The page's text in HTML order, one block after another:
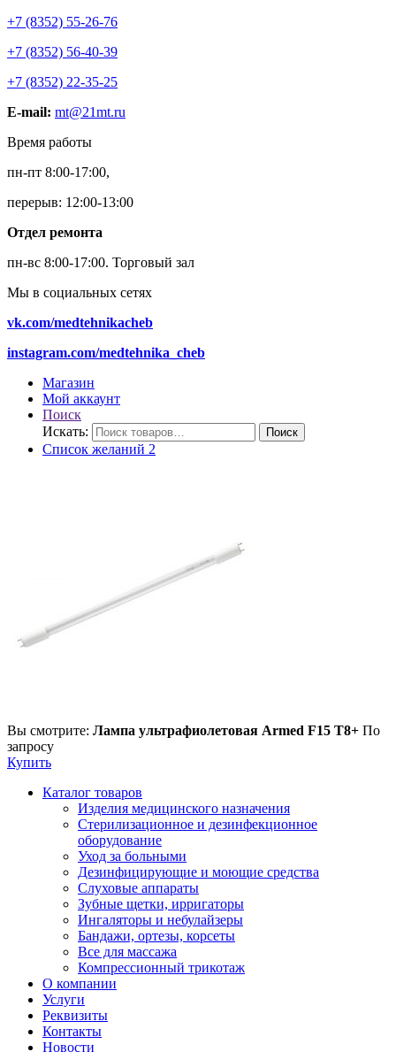
+7 (8352) 55-26-76
+7 (8352) 56-40-39
+7 (8352) 22-35-25
E-mail: mt@21mt.ru
Время работы
пн-пт 8:00-17:00,
перерыв: 12:00-13:00
Отдел ремонта
пн-вс 8:00-17:00. Торговый зал
Мы в социальных сетях
vk.com/medtehnikacheb
instagram.com/medtehnika_cheb
Магазин
Мой аккаунт
Поиск
Искать:
Поиск
Список желаний 2
Вы смотрите: Лампа ультрафиолетовая Armed F15 T8+ По
запросу
Купить
Каталог товаров
Изделия медицинского назначения
Стерилизационное и дезинфекционное
оборудование
Уход за больными
Дезинфицирующие и моющие средства
Слуховые аппараты
Зубные щетки, ирригаторы
Ингаляторы и небулайзеры
Бандажи, ортезы, корсеты
Все для массажа
Компрессионный трикотаж
О компании
Услуги
Реквизиты
Контакты
Новости